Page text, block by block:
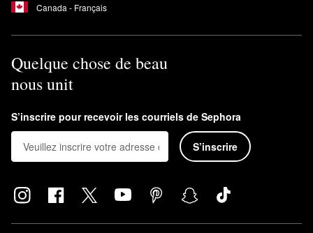
Canada - Français
Quelque chose de beau
nous unit
S’inscrire pour recevoir les courriels de Sephora
S’inscrire